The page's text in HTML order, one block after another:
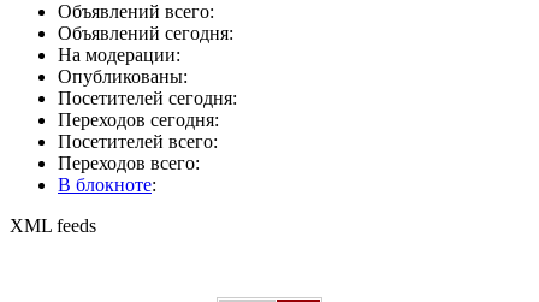
Объявлений всего:
Объявлений сегодня:
На модерации:
Опубликованы:
Посетителей сегодня:
Переходов сегодня:
Посетителей всего:
Переходов всего:
В блокноте:
XML feeds